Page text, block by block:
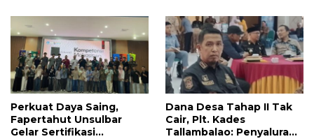
Perkuat Daya Saing,
Fapertahut Unsulbar
Gelar Sertifikasi
Dana Desa Tahap II Tak
Cair, Plt. Kades
Tallambalao: Penyaluran